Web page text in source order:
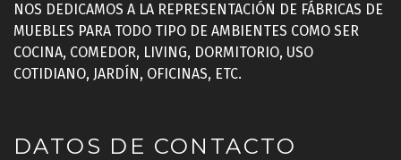
NOS DEDICAMOS A LA REPRESENTACIÓN DE FÁBRICAS DE
MUEBLES PARA TODO TIPO DE AMBIENTES COMO SER
COCINA, COMEDOR, LIVING, DORMITORIO, USO
COTIDIANO, JARDÍN, OFICINAS, ETC.
DATOS DE CONTACTO